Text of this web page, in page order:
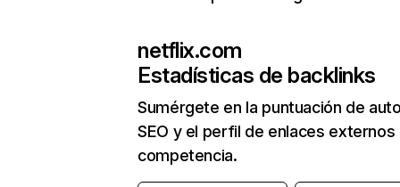
netflix.com
Estadísticas de backlinks
Sumérgete en la puntuación de
SEO y el perfil de enlaces externos
competencia.